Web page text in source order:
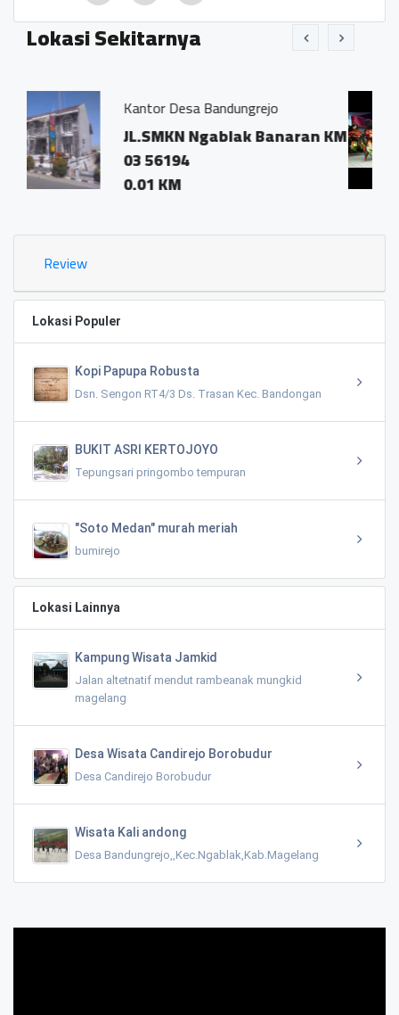
Lokasi Sekitarnya
Desa Bandungrejo
Ngablak Banaran KM
Kuda
setyo Raharjo
Dusun
Review
Lokasi Populer
Kopi Papupa Robusta
Dsn. Sengon RT4/3 Ds. Trasan Kec. Bandongan
BUKIT ASRI KERTOJOYO
Tepungsari pringombo tempuran
"Soto Medan" murah meriah
bumirejo
Lokasi Lainnya
Kampung Wisata Jamkid
Jalan altetnatif mendut rambeanak mungkid
magelang
Desa Wisata Candirejo Borobudur
Desa Candirejo Borobudur
Wisata Kali andong
Desa Bandungrejo,,Kec.Ngablak,Kab.Magelang